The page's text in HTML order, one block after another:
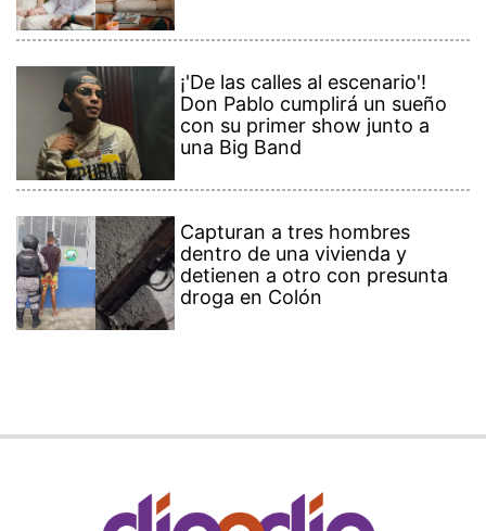
¡'De las calles al escenario'!
Don Pablo cumplirá un sueño
con su primer show junto a
una Big Band
Capturan a tres hombres
dentro de una vivienda y
detienen a otro con presunta
droga en Colón